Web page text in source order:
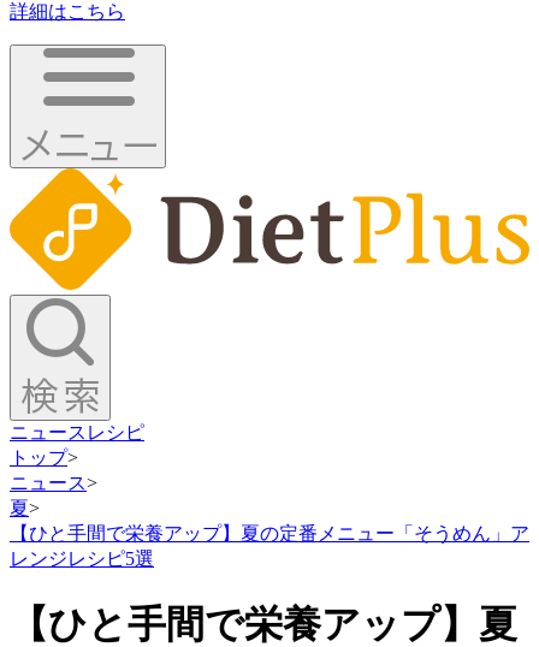
詳細はこちら
ニュース レシピ
トップ>
ニュース>
夏>
【ひと手間で栄養アップ】夏の定番メニュー「そうめん」ア
レンジレシピ5選
【ひと手間で栄養アップ】夏